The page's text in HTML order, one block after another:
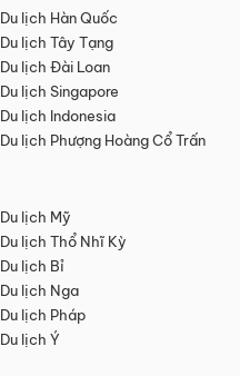
Du lịch Hàn Quốc
Du lịch Tây Tạng
Du lịch Đài Loan
Du lịch Singapore
Du lịch Indonesia
Du lịch Phượng Hoàng Cổ Trấn
Du lịch Mỹ
Du lịch Thổ Nhĩ Kỳ
Du lịch Bỉ
Du lịch Nga
Du lịch Pháp
Du lịch Ý